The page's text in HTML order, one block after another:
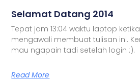
Selamat Datang 2014
Tepat jam 13:04 waktu laptop
mengawali membuat tulisan ini.
mau ngapain tadi setelah login :).
Read More